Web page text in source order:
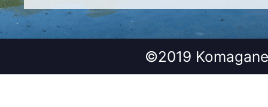
©2019